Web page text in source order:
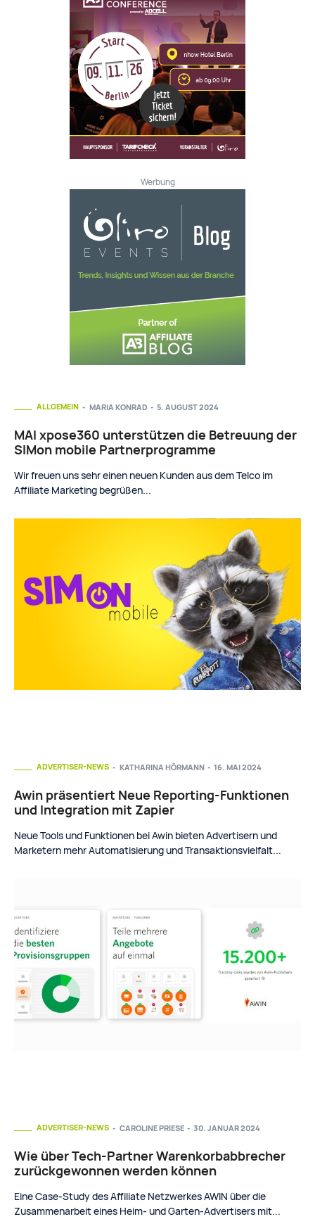
Werbung
ALLGEMEIN
MAI xpose360 unterstützen die Betreuung der
SIMon mobile Partnerprogramme
MARIA KONRAD - 5. AUGUST 2024
Wir freuen uns sehr einen neuen Kunden aus dem Telco im
Affiliate Marketing begrüßen...
ADVERTISER-NEWS
Awin präsentiert Neue Reporting-Funktionen
und Integration mit Zapier
KATHARINA HÖRMANN - 16. MAI 2024
Neue Tools und Funktionen bei Awin bieten Advertisern und
Marketern mehr Automatisierung und Transaktionsvielfalt...
ADVERTISER-NEWS
Wie über Tech-Partner Warenkorbabbrecher
zurückgewonnen werden können
CAROLINE PRIESE - 30. JANUAR 2024
Eine Case-Study des Affiliate Netzwerkes AWIN über die
Zusammenarbeit eines Heim- und Garten-Advertisers mit...